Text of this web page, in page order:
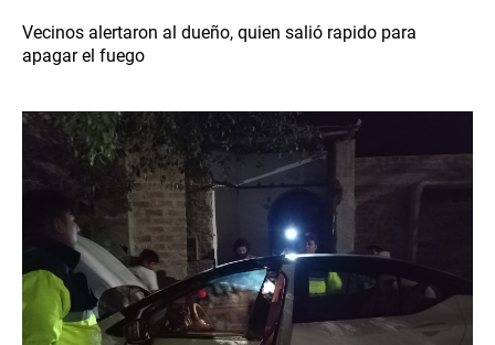
Vecinos alertaron al dueño, quien salió rapido para
apagar el fuego